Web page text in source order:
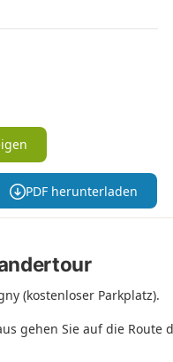
PDF herunterladen
(kostenloser Parkplatz).
gehen Sie auf die